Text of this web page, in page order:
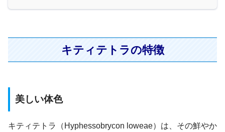
キティテトラの特徴
美しい体色
キティテトラ（Hyphessobrycon loweae）は、その鮮やか